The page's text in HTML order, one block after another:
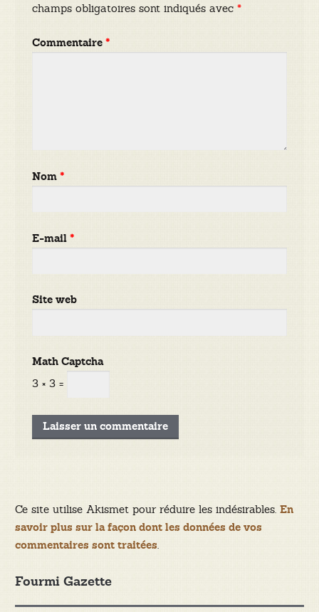
champs obligatoires sont indiqués avec*
Commentaire*
Nom*
E-mail*
Site web
Math Captcha
3 × 3 =
Ce site utilise Akismet pour réduire les indésirables. En
savoir plus sur la façon dont les données de vos
commentaires sont traitées.
Fourmi Gazette